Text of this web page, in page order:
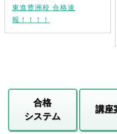
東進豊洲校 合格速
報！！！！
合格
システム
講座